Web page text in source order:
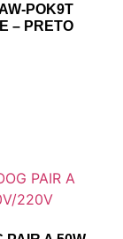
POK9T
– PRETO